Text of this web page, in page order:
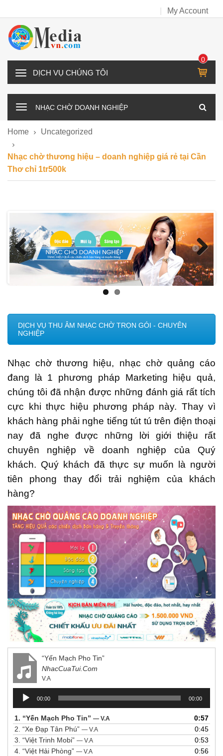
My Account
D
H
H
I
0
IT
M
NHẠC CHỜ DOANH NGHIỆP
Home Uncategorized
Nhạc chờ thương hiệu – doanh nghiệp giá rẻ tại Cần
Thơ chỉ 1tr500k
Previ
Next
DỊCH VỤ THU ÂM NHẠC CHỜ TRỌN GÓI - CHUYÊN
NGHIỆP
Nhạc chờ thương hiệu, nhạc chờ quảng cáo
đang là 1 phương pháp Marketing hiệu quả,
chúng tôi đã nhận được những đánh giá rất tích
cực khi thực hiệu phương pháp này. Thay vì
khách hàng phải nghe tiếng tút tú trên điện thoại
nay đã nghe được những lời giới thiệu rất
chuyên nghiệp về doanh nghiệp của Quý
khách. Quý khách đã thực sự muốn là người
tiên phong thay đổi trải nghiệm của khách
hàng?
“Yến Mạch Pho Tin”
NhacCuaTui.Com
V.A
Trình
chơi
Audio
00:00 00:00
1. “Yến Mạch Pho Tin” — V.A
0:57
2. “Xe Đạp Tân Phú” — V.A
0:45
3. “Việt Trinh Mobi” — V.A
0:53
4. “Việt Hải Phòng” — V.A
0:56